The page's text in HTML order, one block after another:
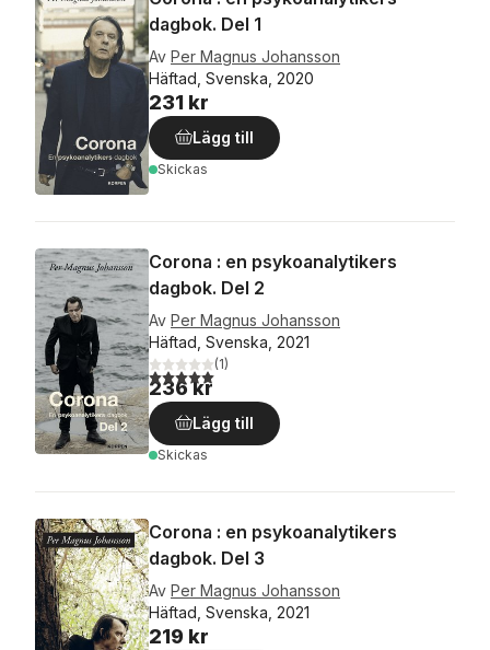
dagbok. Del 1
Av Per Magnus Johansson
Häftad, Svenska, 2020
231 kr
Lägg till
Skickas
Corona : en psykoanalytikers
dagbok. Del 2
Av Per Magnus Johansson
Häftad, Svenska, 2021
5,0utav 5 stjärnor. Totalt antal röster:
(1)
236 kr
Lägg till
Skickas
Corona : en psykoanalytikers
dagbok. Del 3
Av Per Magnus Johansson
Häftad, Svenska, 2021
219 kr